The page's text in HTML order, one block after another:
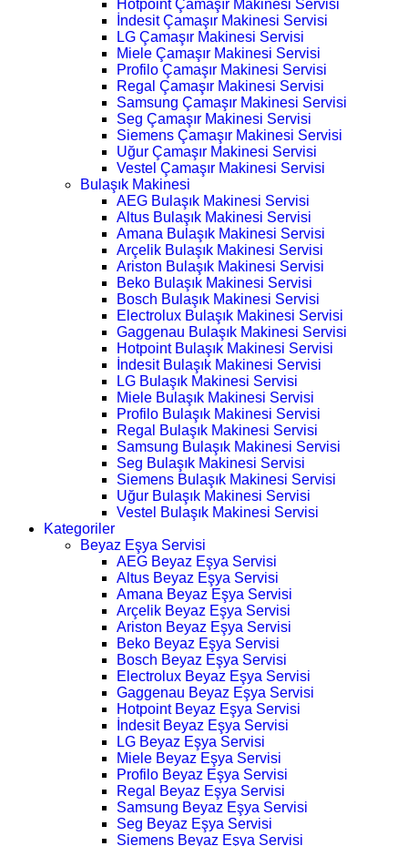
Hotpoint Çamaşır Makinesi Servisi
İndesit Çamaşır Makinesi Servisi
LG Çamaşır Makinesi Servisi
Miele Çamaşır Makinesi Servisi
Profilo Çamaşır Makinesi Servisi
Regal Çamaşır Makinesi Servisi
Samsung Çamaşır Makinesi Servisi
Seg Çamaşır Makinesi Servisi
Siemens Çamaşır Makinesi Servisi
Uğur Çamaşır Makinesi Servisi
Vestel Çamaşır Makinesi Servisi
Bulaşık Makinesi
AEG Bulaşık Makinesi Servisi
Altus Bulaşık Makinesi Servisi
Amana Bulaşık Makinesi Servisi
Arçelik Bulaşık Makinesi Servisi
Ariston Bulaşık Makinesi Servisi
Beko Bulaşık Makinesi Servisi
Bosch Bulaşık Makinesi Servisi
Electrolux Bulaşık Makinesi Servisi
Gaggenau Bulaşık Makinesi Servisi
Hotpoint Bulaşık Makinesi Servisi
İndesit Bulaşık Makinesi Servisi
LG Bulaşık Makinesi Servisi
Miele Bulaşık Makinesi Servisi
Profilo Bulaşık Makinesi Servisi
Regal Bulaşık Makinesi Servisi
Samsung Bulaşık Makinesi Servisi
Seg Bulaşık Makinesi Servisi
Siemens Bulaşık Makinesi Servisi
Uğur Bulaşık Makinesi Servisi
Vestel Bulaşık Makinesi Servisi
Kategoriler
Beyaz Eşya Servisi
AEG Beyaz Eşya Servisi
Altus Beyaz Eşya Servisi
Amana Beyaz Eşya Servisi
Arçelik Beyaz Eşya Servisi
Ariston Beyaz Eşya Servisi
Beko Beyaz Eşya Servisi
Bosch Beyaz Eşya Servisi
Electrolux Beyaz Eşya Servisi
Gaggenau Beyaz Eşya Servisi
Hotpoint Beyaz Eşya Servisi
İndesit Beyaz Eşya Servisi
LG Beyaz Eşya Servisi
Miele Beyaz Eşya Servisi
Profilo Beyaz Eşya Servisi
Regal Beyaz Eşya Servisi
Samsung Beyaz Eşya Servisi
Seg Beyaz Eşya Servisi
Siemens Beyaz Eşya Servisi